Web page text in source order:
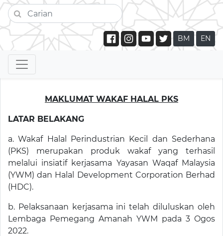
BM EN
MAKLUMAT WAKAF HALAL PKS
LATAR BELAKANG
a. Wakaf Halal Perindustrian Kecil dan Sederhana
(PKS) merupakan produk wakaf yang terhasil
melalui insiatif kerjasama Yayasan Waqaf Malaysia
(YWM) dan Halal Development Corporation Berhad
(HDC).
b. Pelaksanaan kerjasama ini telah diluluskan oleh
Lembaga Pemegang Amanah YWM pada 3 Ogos
2022.